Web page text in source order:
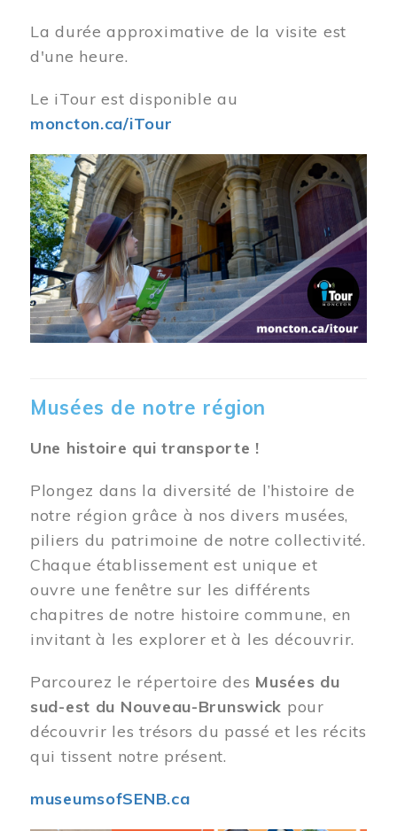
La durée approximative de la visite est
d'une heure.
Le iTour est disponible au
moncton.ca/iTour
Musées de notre région
Une histoire qui transporte !
Plongez dans la diversité de l’histoire de
notre région grâce à nos divers musées,
piliers du patrimoine de notre collectivité.
Chaque établissement est unique et
ouvre une fenêtre sur les différents
chapitres de notre histoire commune, en
invitant à les explorer et à les découvrir.
Parcourez le répertoire des Musées du
sud-est du Nouveau-Brunswick pour
découvrir les trésors du passé et les récits
qui tissent notre présent.
museumsofSENB.ca